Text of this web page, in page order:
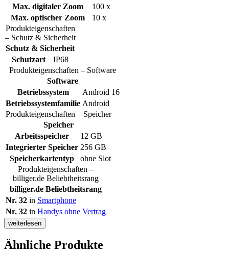
Max. digitaler Zoom
100 x
Max. optischer Zoom
10 x
Produkteigenschaften
– Schutz & Sicherheit
Schutz & Sicherheit
Schutzart
IP68
Produkteigenschaften – Software
Software
Betriebssystem
Android 16
Betriebssystemfamilie Android
Produkteigenschaften – Speicher
Speicher
Arbeitsspeicher
12 GB
Integrierter Speicher 256 GB
Speicherkartentyp
ohne Slot
Produkteigenschaften –
billiger.de Beliebtheitsrang
billiger.de Beliebtheitsrang
Nr. 32 in Smartphone
Nr. 32 in Handys ohne Vertrag
weiterlesen
Ähnliche Produkte